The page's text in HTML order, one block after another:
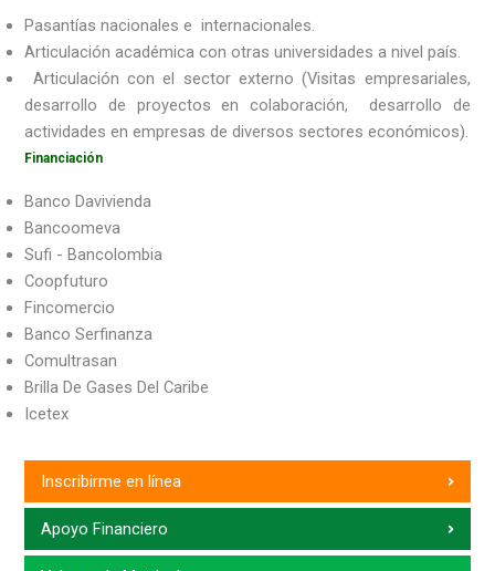
Pasantías nacionales e internacionales.
Articulación académica con otras universidades a nivel país.
Articulación con el sector externo (Visitas empresariales,
desarrollo de proyectos en colaboración, desarrollo de
actividades en empresas de diversos sectores económicos).
Financiación
Banco Davivienda
Bancoomeva
Sufi - Bancolombia
Coopfuturo
Fincomercio
Banco Serfinanza
Comultrasan
Brilla De Gases Del Caribe
Icetex
Inscribirme en línea
Apoyo Financiero